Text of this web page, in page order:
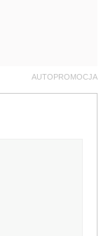
AUTOPROMOCJA